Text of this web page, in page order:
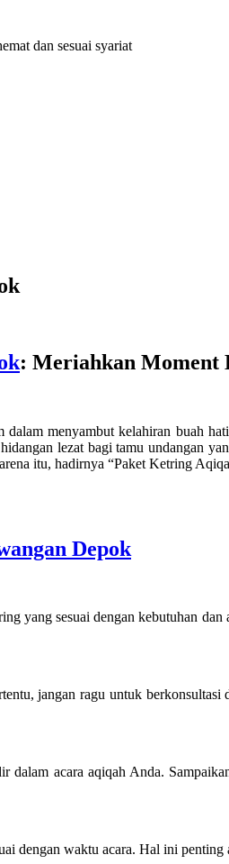
dan sesuai syariat
: Meriahkan Moment
menyambut kelahiran buah
lezat bagi tamu undangan
itu, hadirnya “Paket Ketring
Depok
yang sesuai dengan kebutuhan
jangan ragu untuk
acara aqiqah Anda.
dengan waktu acara. Hal ini